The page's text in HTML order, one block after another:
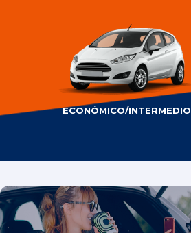
ECONÓMICO/INTERMEDIO